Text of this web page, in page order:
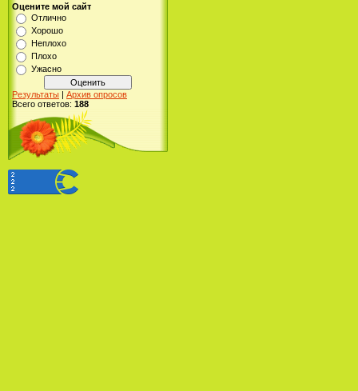
Оцените мой сайт
Отлично
Хорошо
Неплохо
Плохо
Ужасно
Результаты | Архив опросов
Всего ответов: 188